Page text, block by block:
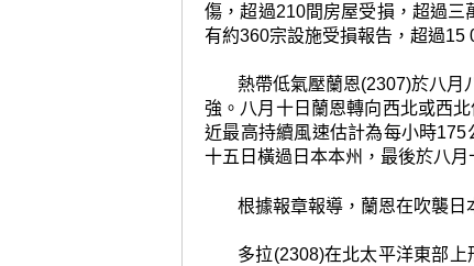
傷，超過210間房屋受損，超過
有約360宗設施受損報告，超過15
熱帶低氣壓蘭恩(2307)於八月
強。八月十日蘭恩轉向西北或西
近最高持續風速估計為每小時
十五日橫過日本本州，最後於八
根據報章報導，蘭恩在吹襲日
多拉(2308)在北太平洋東部